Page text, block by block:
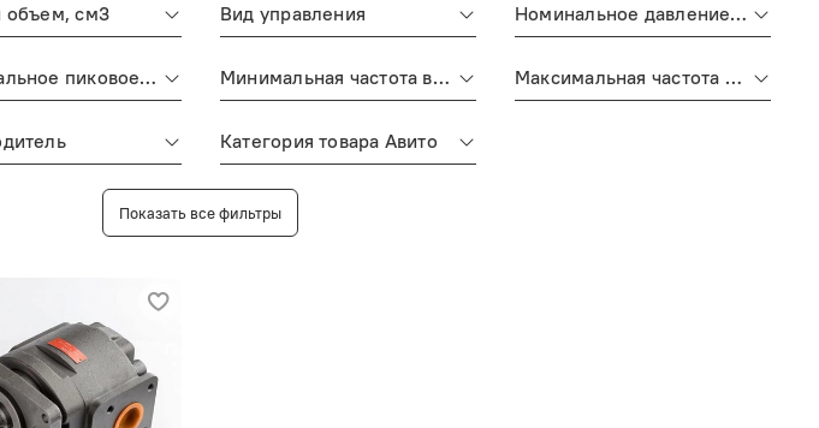
объем, см3 Вид управления Номинальное давление, бар
барпиковое давление, барМинимальная частота вращения, об/минМаксимальная частота
Категория товара Авито
Показать все фильтры